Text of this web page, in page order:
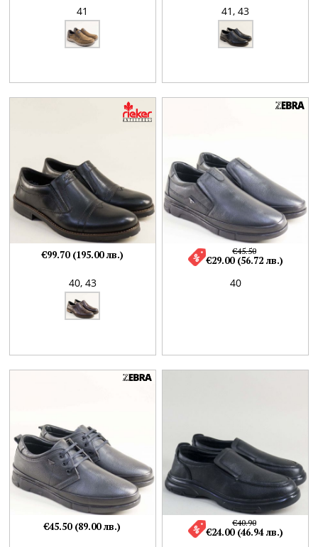
41 41, 43
40, 43
€99.70 (195.00 лв.)
40
€45.50
€29.00 (56.72 лв.)
€45.50 (89.00 лв.) €40.90
€24.00 (46.94 лв.)